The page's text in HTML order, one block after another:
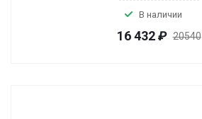
В наличии
16 432₽ 20540